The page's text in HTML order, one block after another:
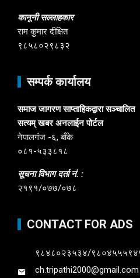
कानूनी सल्लाहकार
राम कुमार दीक्षित
९८५८०२९८३२
सम्पर्क कार्यालय
समाज जागरण साप्ताहिकद्वारा सञ्चालित
सत्यम् खबर अनलाईन पोर्टल
नेपालगंज -६, बाँके
०८१-५३३८१८
सूचना विभाग दर्ता नं. :
२१९१/०७७/०७८
CONTACT FOR ADS
९८४८०२३५३४/
ch.tripathi2000@gmail.com